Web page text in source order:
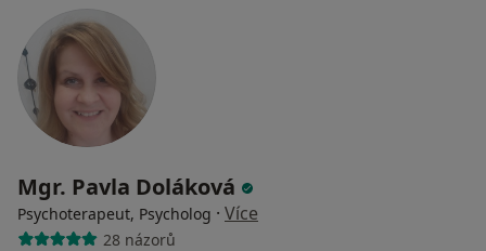
Mgr. Pavla Doláková
Psychoterapeut, Psycholog · Více
28 názorů